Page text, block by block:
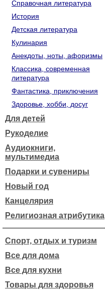
Справочная литература
История
Детская литература
Кулинария
Анекдоты, ноты, афоризмы
Классика, современная
литература
Фантастика, приключения
Здоровье, хобби, досуг
Для детей
Рукоделие
Аудиокниги,
мультимедиа
Подарки и сувениры
Новый год
Канцелярия
Религиозная атрибутика
Спорт, отдых и туризм
Все для дома
Все для кухни
Товары для здоровья